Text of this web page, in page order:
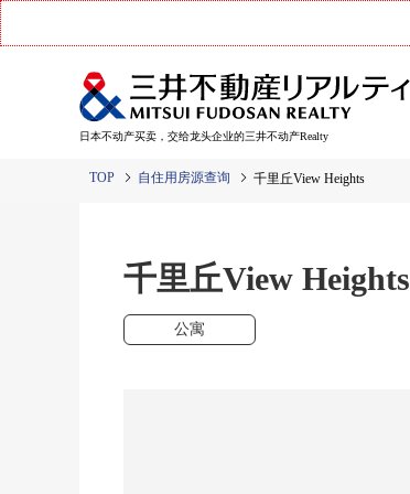
日本不动产买卖，交给龙头企业的三井不动产Realty
TOP 自住用房源查询 千里丘View Heights
千里丘View Heights
公寓